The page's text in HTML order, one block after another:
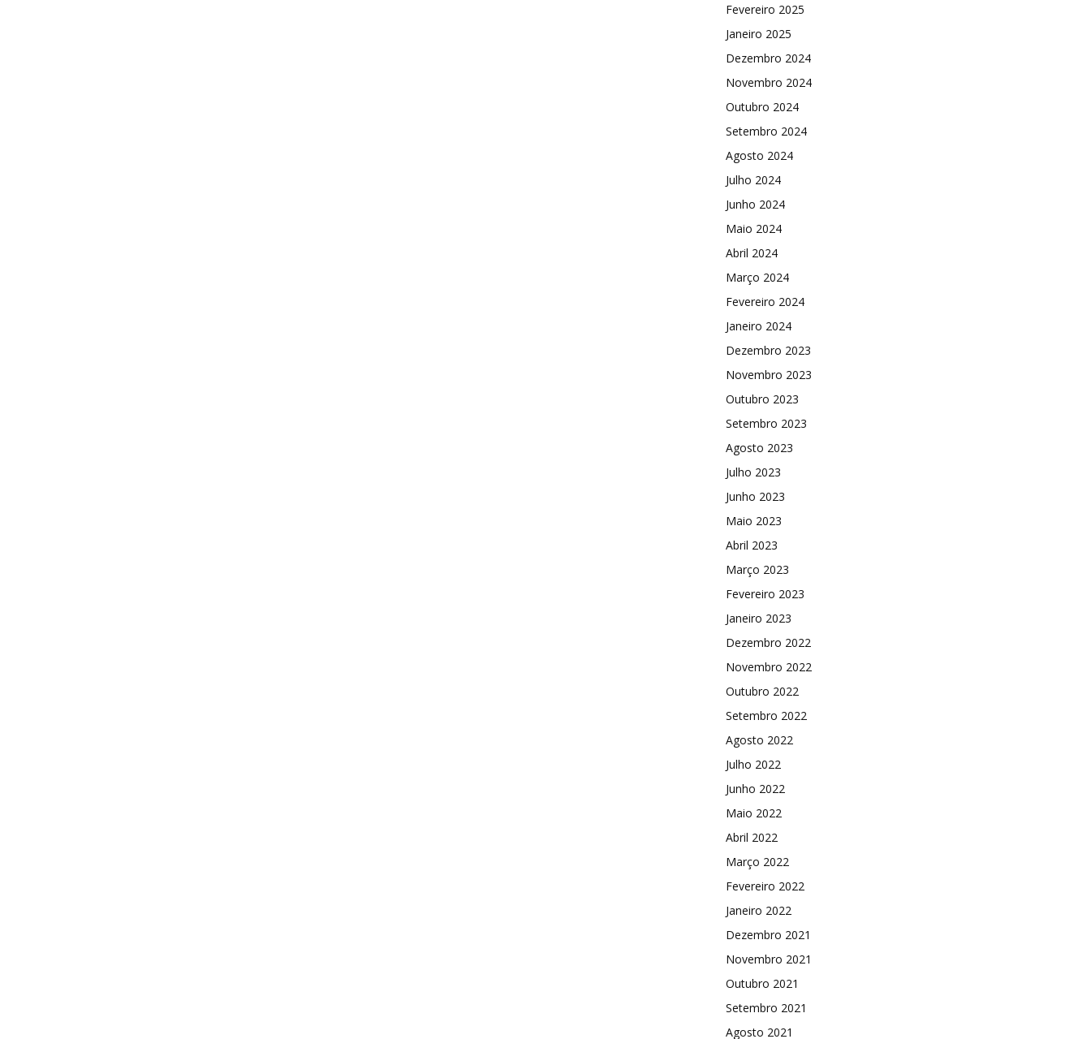
Fevereiro 2025
Janeiro 2025
Dezembro 2024
Novembro 2024
Outubro 2024
Setembro 2024
Agosto 2024
Julho 2024
Junho 2024
Maio 2024
Abril 2024
Março 2024
Fevereiro 2024
Janeiro 2024
Dezembro 2023
Novembro 2023
Outubro 2023
Setembro 2023
Agosto 2023
Julho 2023
Junho 2023
Maio 2023
Abril 2023
Março 2023
Fevereiro 2023
Janeiro 2023
Dezembro 2022
Novembro 2022
Outubro 2022
Setembro 2022
Agosto 2022
Julho 2022
Junho 2022
Maio 2022
Abril 2022
Março 2022
Fevereiro 2022
Janeiro 2022
Dezembro 2021
Novembro 2021
Outubro 2021
Setembro 2021
Agosto 2021